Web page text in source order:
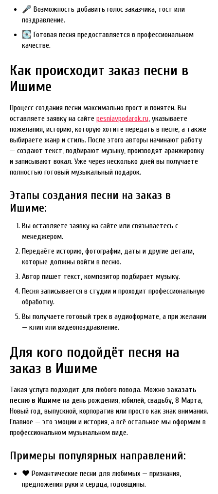
🎤 Возможность добавить голос заказчика, тост или
поздравление.
💽 Готовая песня предоставляется в профессиональном
качестве.
Как происходит заказ песни в
Ишиме
Процесс создания песни максимально прост и понятен. Вы
оставляете заявку на сайте pesniavpodarok.ru, указываете
пожелания, историю, которую хотите передать в песне, а также
выбираете жанр и стиль. После этого авторы начинают работу
— создают текст, подбирают музыку, производят аранжировку
и записывают вокал. Уже через несколько дней вы получаете
полностью готовый музыкальный подарок.
Этапы создания песни на заказ в
Ишиме:
Вы оставляете заявку на сайте или связываетесь с
менеджером.
Передаёте историю, фотографии, даты и другие детали,
которые должны войти в песню.
Автор пишет текст, композитор подбирает музыку.
Песня записывается в студии и проходит профессиональную
обработку.
Вы получаете готовый трек в аудиоформате, а при желании
— клип или видеопоздравление.
Для кого подойдёт песня на
заказ в Ишиме
Такая услуга подходит для любого повода. Можно заказать
песню в Ишиме на день рождения, юбилей, свадьбу, 8 Марта,
Новый год, выпускной, корпоратив или просто как знак внимания.
Главное — это эмоции и история, а всё остальное мы оформим в
профессиональном музыкальном виде.
Примеры популярных направлений:
❤️ Романтические песни для любимых — признания,
предложения руки и сердца, годовщины.